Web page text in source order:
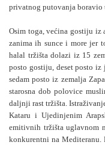
privatnog putovanja boravio
Osim toga, većina gostiju iz
zanima ih sunce i more jer
halal tržišta dolazi iz 15
posto gostiju, deset posto
sedam posto iz zemalja
starosna dob polovice
daljnji rast tržišta.
Kataru i Ujedinjenim
emitivnih tržišta uglavnom
konkurentni na